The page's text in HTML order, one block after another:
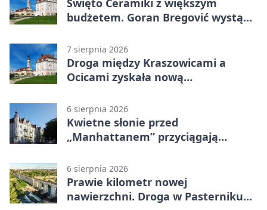
Święto Ceramiki z większym
budżetem. Goran Bregović wystąpi
7 sierpnia 2026
Droga między Kraszowicami a
Ocicami zyskała nową
6 sierpnia 2026
Kwietne słonie przed
„Manhattanem” przyciągają
6 sierpnia 2026
Prawie kilometr nowej
nawierzchni. Droga w Pasterniku